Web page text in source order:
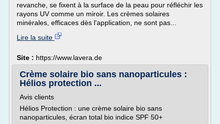
revanche, se fixent à la surface de la peau pour réfléchir les
rayons UV comme un miroir. Les crèmes solaires
minérales, efficaces dès l'application, ne sont pas...
Lire la suite
Site : https://www.lavera.de
Crème solaire bio sans nanoparticules :
Hélios protection ...
Avis clients
Hélios Protection : une crème solaire bio sans
nanoparticules, écran total bio indice SPF 50+